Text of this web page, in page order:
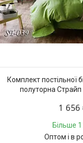
Комплект постільної
полуторна Страйп
1 656
Більше 1
Оптом і в